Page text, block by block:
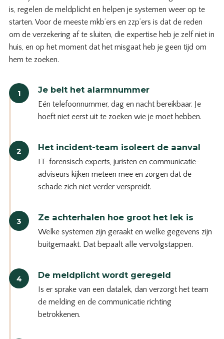
is, regelen de meldplicht en helpen je systemen weer op te
starten. Voor de meeste mkb’ers en zzp’ers is dat de reden
om de verzekering af te sluiten, die expertise heb je zelf niet in
huis, en op het moment dat het misgaat heb je geen tijd om
hem te zoeken.
1 Je belt het alarmnummer
Eén telefoonnummer, dag en nacht bereikbaar. Je
hoeft niet eerst uit te zoeken wie je moet hebben.
2 Het incident-team isoleert de aanval
IT-forensisch experts, juristen en communicatie-
adviseurs kijken meteen mee en zorgen dat de
schade zich niet verder verspreidt.
3 Ze achterhalen hoe groot het lek is
Welke systemen zijn geraakt en welke gegevens zijn
buitgemaakt. Dat bepaalt alle vervolgstappen.
4 De meldplicht wordt geregeld
Is er sprake van een datalek, dan verzorgt het team
de melding en de communicatie richting
betrokkenen.